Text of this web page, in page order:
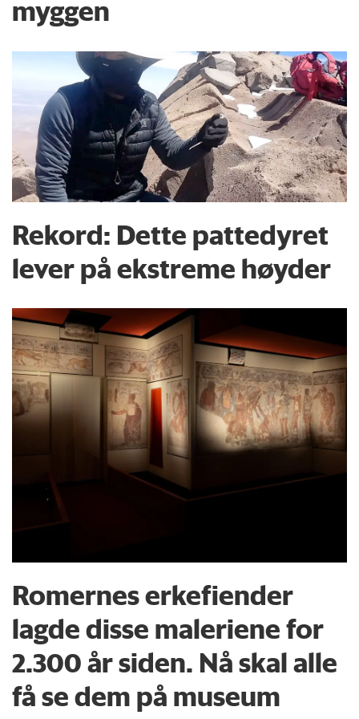
myggen
Rekord: Dette pattedyret
lever på ekstreme høyder
Romernes erkefiender
lagde disse maleriene for
2.300 år siden. Nå skal alle
få se dem på museum